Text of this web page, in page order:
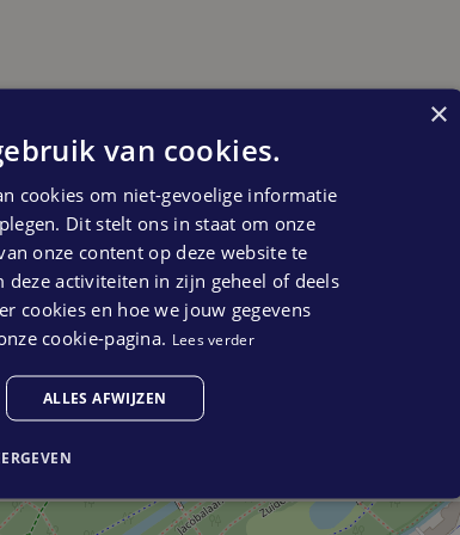
world.
Den
Londen.
Toren Oost
De
of
worden
×
van cookies.
cookies om niet-gevoelige informatie
Dit stelt ons in staat om onze
onze content op deze website te
activiteiten in zijn geheel of deels
cookies en hoe we jouw gegevens
cookie-pagina. Lees verder
ALLES AFWIJZEN